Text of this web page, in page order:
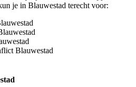
je in Blauwestad terecht voor:
Blauwestad